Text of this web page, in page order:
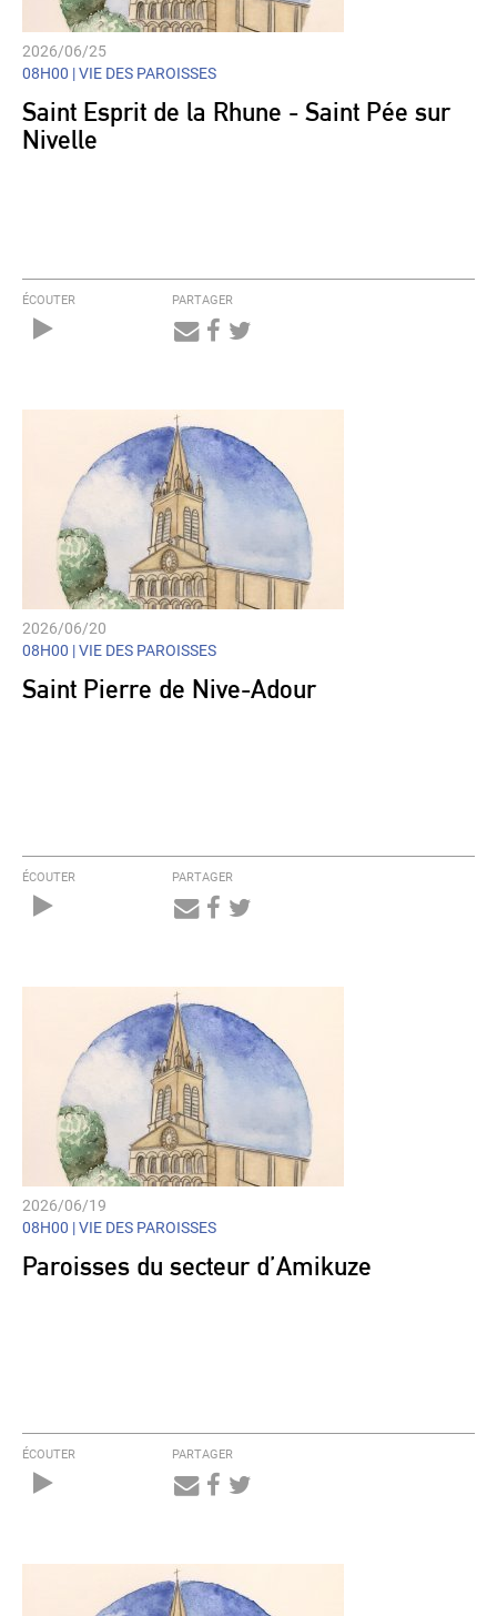
2026/06/25
08H00 |VIE DES PAROISSES
Saint Esprit de la Rhune - Saint Pée sur
Nivelle
ÉCOUTER PARTAGER
2026/06/20
08H00 |VIE DES PAROISSES
Saint Pierre de Nive-Adour
ÉCOUTER PARTAGER
2026/06/19
08H00 |VIE DES PAROISSES
Paroisses du secteur d’Amikuze
ÉCOUTER PARTAGER